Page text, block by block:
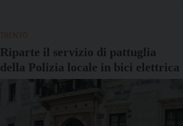
Riparte il servizio di pattuglia
della Polizia locale in bici elettrica